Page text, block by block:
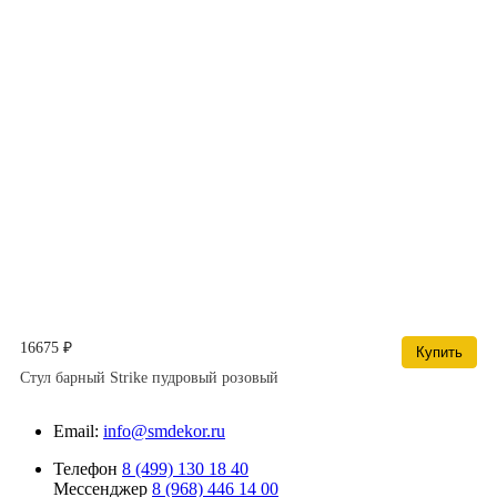
16675 ₽
Купить
Стул барный Strike пудровый розовый
Email: info@smdekor.ru
Телефон 8 (499) 130 18 40
Мессенджер 8 (968) 446 14 00